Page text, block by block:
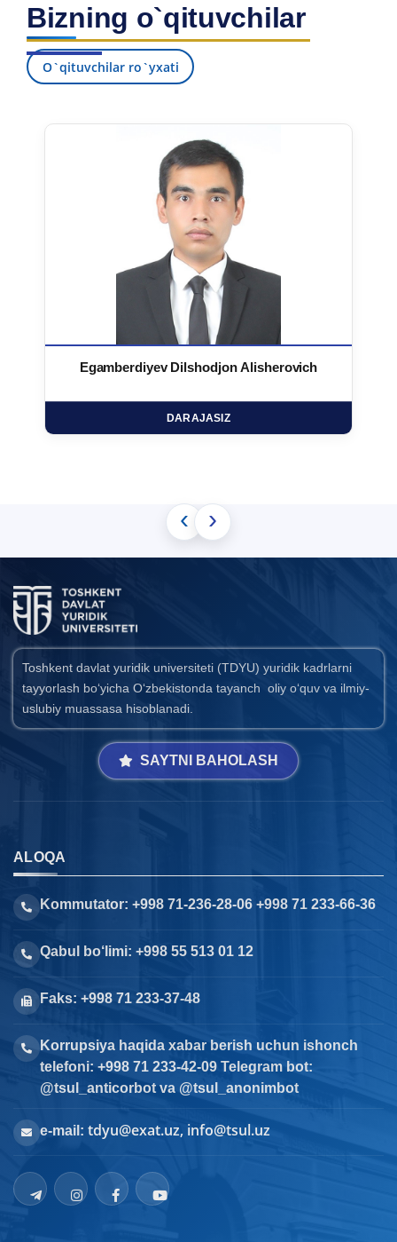
Bizning o`qituvchilar
O`qituvchilar ro`yxati
Egamberdiyev Dilshodjon Alisherovich
DARAJASIZ
‹ ›
Toshkent davlat yuridik universiteti (TDYU) yuridik kadrlarni
tayyorlash bo‘yicha O‘zbekistonda tayanch oliy o‘quv va ilmiy-
uslubiy muassasa hisoblanadi.
SAYTNI BAHOLASH
ALOQA
Kommutator: +998 71-236-28-06 +998 71 233-66-36
Qabul bo‘limi: +998 55 513 01 12
Faks: +998 71 233-37-48
Korrupsiya haqida xabar berish uchun ishonch
telefoni: +998 71 233-42-09 Telegram bot:
@tsul_anticorbot va @tsul_anonimbot
e-mail: tdyu@exat.uz, info@tsul.uz